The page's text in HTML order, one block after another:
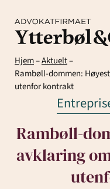
Hjem–Aktuelt–
Rambøll-dommen:
utenfor kontrakt
Rambøll-
avklaring